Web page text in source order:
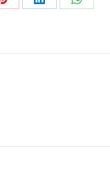
Share
Share
Share